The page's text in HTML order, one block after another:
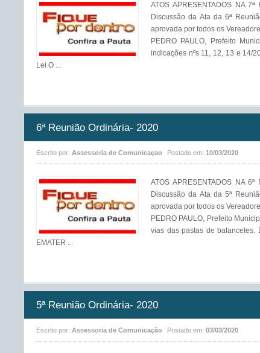
ATOS APRESENTADOS NA
Discussão da Ata da 6ª
aprovada por todos os
PEDRO PAULO, Prefeito
indicações nºs 11, 12, 13 e 14/
Lei O ...
6ª Reunião Ordinária- 2020
Escrito por: Assessoria de Comunicaçao Postado em: 10/03/2020
ATOS APRESENTADOS NA
Discussão da Ata da 5ª
aprovada por todos os
PEDRO PAULO, Prefeito
vias das pastas de balancetes.
EMATER ...
5ª Reunião Ordinária- 2020
Escrito por: Assessoria de Comunicação Postado em: 03/03/2020